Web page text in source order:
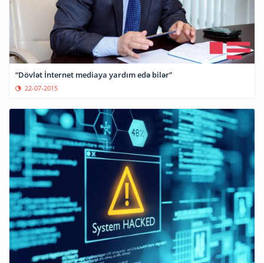
“Dövlət İnternet mediaya yardım edə bilər”
22-07-2015